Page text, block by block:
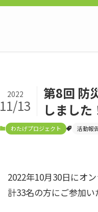
第8回 防
しました
2022
11/13
わたげプロジェクト 活動報
2022年10月30日にオ
計33名の方にご参加